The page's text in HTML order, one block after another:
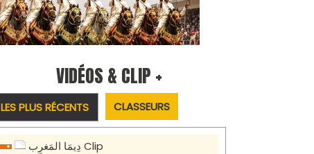
VIDÉOS & CLIP +
LES PLUS RÉCENTS CLASSEURS
دِيمَا المَغرِب Clip